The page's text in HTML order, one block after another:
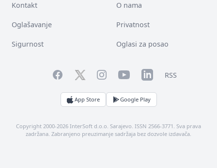
Kontakt O nama
Oglašavanje Privatnost
Sigurnost Oglasi za posao
FacebookTwitterInstagramYouTubeLinkedInRSS
App Store Google Play
Copyright 2000-2026 InterSoft d.o.o. Sarajevo. ISSN 2566-3771. Sva prava
zadržana. Zabranjeno preuzimanje sadržaja bez dozvole izdavača.